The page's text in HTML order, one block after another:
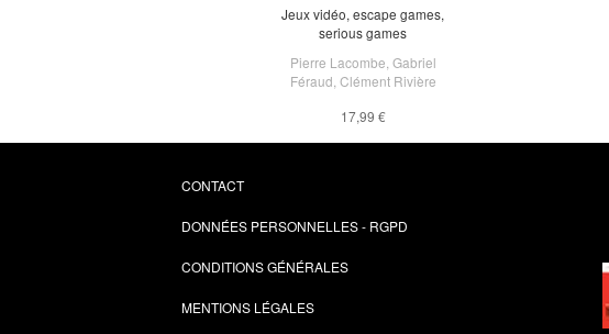
Jeux vidéo, escape games,
serious games
Pierre Lacombe Gabriel
Féraud Clément Rivière
17,99 €
CONTACT
DONNÉES PERSONNELLES - RGPD
CONDITIONS GÉNÉRALES
MENTIONS LÉGALES